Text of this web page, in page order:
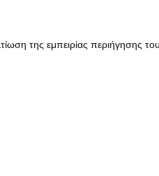
της εμπειρίας περιήγησης